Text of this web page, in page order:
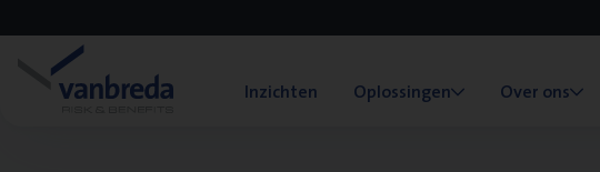
Inzichten Oplossingen Over ons